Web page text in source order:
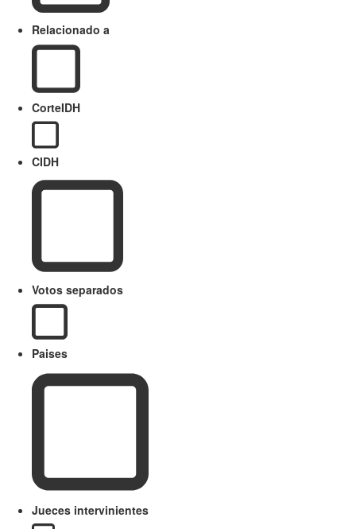
Relacionado a
CorteIDH
CIDH
Votos separados
Paises
Jueces intervinientes